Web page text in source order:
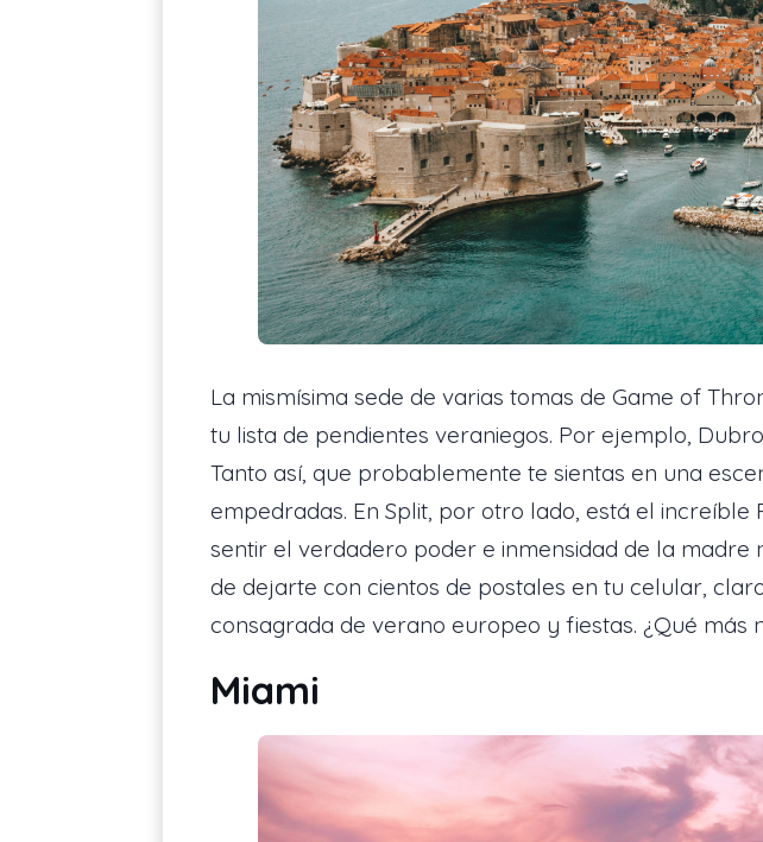
La mismísima sede de varias tomas de Game of
tu lista de pendientes veraniegos. Por ejemplo,
Tanto así, que probablemente te sientas en una
empedradas. En Split, por otro lado, está el
sentir el verdadero poder e inmensidad de la
de dejarte con cientos de postales en tu celular,
consagrada de verano europeo y fiestas. ¿Qué más
Miami